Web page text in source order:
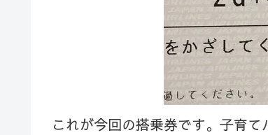
これが今回の搭乗券です。子育